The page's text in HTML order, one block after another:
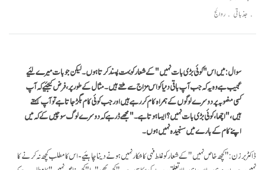
جذباتی روائج
سوال: میں اس "کوئی بڑی بات نہیں" کے شعار کو بہت پسند کرتا ہوں۔ لیکن جو بات میرے لئیے
عجیب ہے وہ یہ کہ جب آپ باقی دنیا کو اس مزاج سے ملتے ہیں۔ مثال کے طور پر، فرض کیجئیے کہ آپ
کسی منصوبہ پر دوسرے لوگوں کے ہمراہ کام کر رہے ہیں اور جب کوئی کام بگڑ جاتا ہے تو آپ کہتے
ہیں، "اچھا، کوئی بڑی بات نہیں؟ ایسا ہوتا ہے۔" مجھے ڈر ہے کہ دوسرے لوگ سوچیں گے کہ میں
اپنے کام کے بارے میں سنجیدہ نہیں ہوں۔
ڈاکٹربرزن: "کچھ خاص نہیں"کے شعار کو غلط فہی کا شکار نہیں ہونے دینا چاہئیے- اس کامطلب کچھ نہ کرنے کا